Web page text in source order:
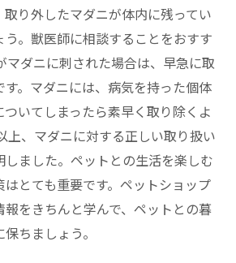
取り外したマダニが体内に残ってい
。獣医師に相談することをおすす
マダニに刺された場合は、早急に取
す。マダニには、病気を持った個体
いてしまったら素早く取り除くよ
上、マダニに対する正しい取り扱い
ました。ペットとの生活を楽しむ
とても重要です。ペットショップ
をきちんと学んで、ペットとの暮
ちましょう。